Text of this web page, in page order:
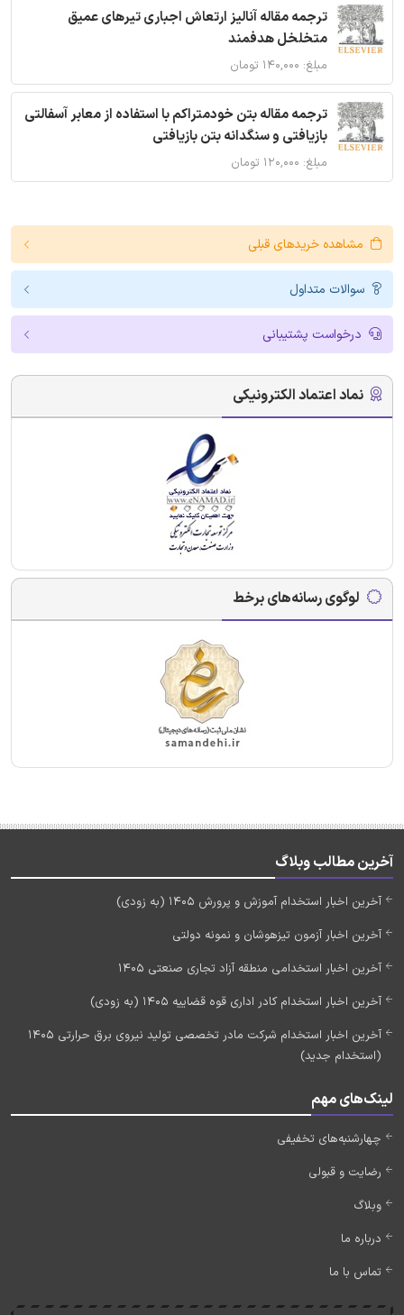
ترجمه مقاله آنالیز ارتعاش اجباری تیرهای عمیق
متخلخل هدفمند
مبلغ: ۱۴۰,۰۰۰ تومان
ترجمه مقاله بتن خودمتراکم با استفاده از معابر آسفالتی
بازیافتی و سنگدانه بتن بازیافتی
مبلغ: ۱۲۰,۰۰۰ تومان
مشاهده خریدهای قبلی
سوالات متداول
درخواست پشتیبانی
نماد اعتماد الکترونیکی
لوگوی رسانه‌های برخط
آخرین مطالب وبلاگ
آخرین اخبار استخدام آموزش و پرورش 1405 (به زودی)
آخرین اخبار آزمون تیزهوشان و نمونه دولتی
آخرین اخبار استخدامی منطقه آزاد تجاری صنعتی 1405
آخرین اخبار استخدام کادر اداری قوه قضاییه 1405 (به زودی)
آخرین اخبار استخدام شرکت مادر تخصصی تولید نیروی برق حرارتی 1405
(استخدام جدید)
لینک‌های مهم
چهارشنبه‌های تخفیفی
رضایت و قبولی
وبلاگ
درباره ما
تماس با ما